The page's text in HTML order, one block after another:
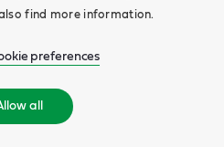
find more information.
preferences
all